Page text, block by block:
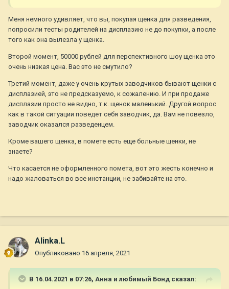
Меня немного удивляет, что вы, покупая щенка для разведения,
попросили тесты родителей на дисплазию не до покупки, а после
того как она вылезла у щенка.
Второй момент, 50000 рублей для перспективного шоу щенка это
очень низкая цена. Вас это не смутило?
Третий момент, даже у очень крутых заводчиков бывают щенки с
дисплазией, это не предсказуемо, к сожалению. И при продаже
дисплазии просто не видно, т.к. щенок маленький. Другой вопрос
как в такой ситуации поведет себя заводчик, да. Вам не повезло,
заводчик оказался разведенцем.
Кроме вашего щенка, в помете есть еще больные щенки, не
знаете?
Что касается не оформленного помета, вот это жесть конечно и
надо жаловаться во все инстанции, не забивайте на это.
Alinka.L
Опубликовано 16 апреля, 2021
В 16.04.2021 в 07:26, Анна и любимый Бонд сказал: